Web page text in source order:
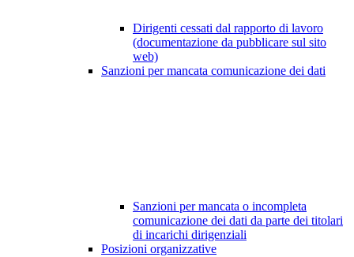
Dirigenti cessati dal rapporto di lavoro
(documentazione da pubblicare sul sito
web)
Sanzioni per mancata comunicazione dei dati
Sanzioni per mancata o incompleta
comunicazione dei dati da parte dei titolari
di incarichi dirigenziali
Posizioni organizzative